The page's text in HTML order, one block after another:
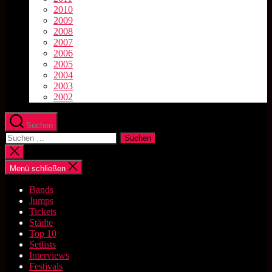
2010
2009
2008
2007
2006
2005
2004
2003
2002
Suchen
Suchen
nach:
Suche
schließen
Menü schließen
Bands
Jumps
Tickets
Städte
Top 10
Setlists
Interviews
Festivals